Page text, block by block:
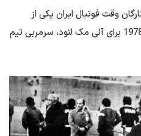
وقت فوتبال ایران یکی از
دردناک ترین حواشی جام جهانی 1978 برای آلی مک لئود، سرمربی تیم